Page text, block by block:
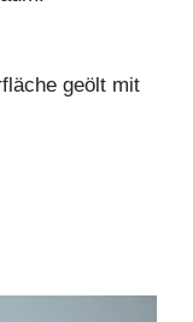
geölt mit